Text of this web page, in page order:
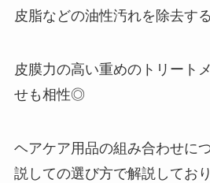
皮脂などの油性汚れを除去す
皮膜力の高い重めのトリート
せも相性◎
ヘアケア用品の組み合わせに
説しての選び方で解説しており